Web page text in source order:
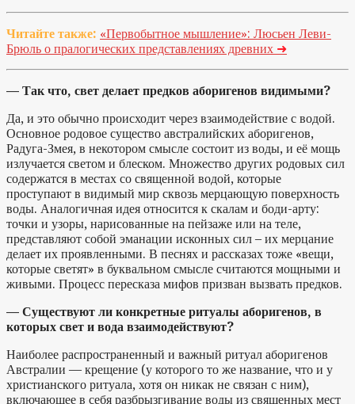
Читайте также: «Первобытное мышление»: Люсьен Леви-
Брюль о пралогических представлениях древних ➜
— Так что, свет делает предков аборигенов видимыми?
Да, и это обычно происходит через взаимодействие с водой.
Основное родовое существо австралийских аборигенов,
Радуга-Змея, в некотором смысле состоит из воды, и её мощь
излучается светом и блеском. Множество других родовых сил
содержатся в местах со священной водой, которые
проступают в видимый мир сквозь мерцающую поверхность
воды. Аналогичная идея относится к скалам и боди-арту:
точки и узоры, нарисованные на пейзаже или на теле,
представляют собой эманации исконных сил – их мерцание
делает их проявленными. В песнях и рассказах тоже «вещи,
которые светят» в буквальном смысле считаются мощными и
живыми. Процесс пересказа мифов призван вызвать предков.
— Существуют ли конкретные ритуалы аборигенов, в
которых свет и вода взаимодействуют?
Наиболее распространенный и важный ритуал аборигенов
Австралии — крещение (у которого то же название, что и у
христианского ритуала, хотя он никак не связан с ним),
включающее в себя разбрызгивание воды из священных мест